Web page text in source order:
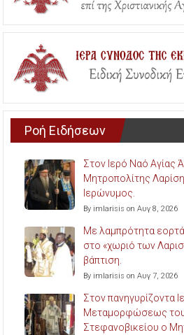
Ροή Ειδήσεων
Στον Ιερό Ναό Αγίας
Μητροπολίτης
Ιερώνυμος.
By imlarisis on Αυγ 8, 2026
Με λαμπρότητα
στο «χωριό των
βάπτιση.
By imlarisis on Αυγ 7, 2026
Στον πανηγυρίζοντα
Μεταμορφώσεως
Στεφανοβικείου ο